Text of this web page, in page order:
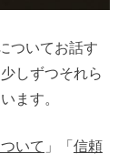
ついてお話す
しずつそれら
ます。
いて 」「 信頼